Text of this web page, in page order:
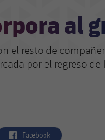
al
el resto de
por el regreso de
label.aria.facebook
Facebook